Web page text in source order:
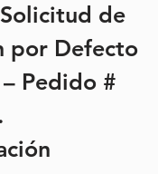
de
por Defecto
Pedido #